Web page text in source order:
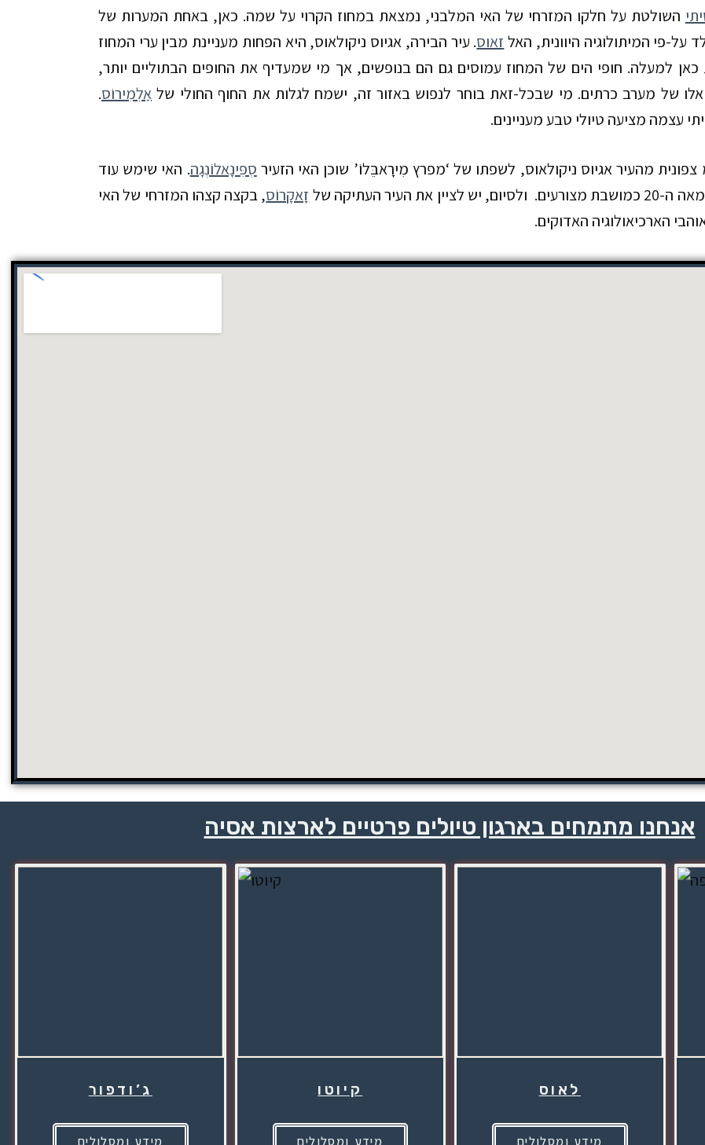
השולטת על חלקו המזרחי של האי המלבני, נמצאת במחוז הקרוי על שמה. כאן, באחת המערות של
על-פי המיתולוגיה היוונית, האל זאוס. עיר הבירה, אגיוס ניקולאוס, היא הפחות מעניינת מבין ערי המחוז
כאן למעלה. חופי הים של המחוז עמוסים גם הם בנופשים, אך מי שמעדיף את החופים הבתוליים יותר,
של מערב כרתים. מי שבכל-זאת בוחר לנפוש באזור זה, ישמח לגלות את החוף החולי של אַלְמִירוֹס.
עצמה מציעה טיולי טבע מעניינים.
סְפִּינָאלוֹנְגָה. האי שימש עוד
יש לציין את העיר העתיקה של
זָאקָרוֹס, בקצה קצהו המזרחי של האי
הארכיאולוגיה האדוקים.
אנחנו מתמחים בארגון טיולים פרטיים לארצות אסיה
ג’ודפור
מידע ומסלולים
קיוטו
מידע ומסלולים
לאוס
מידע ומסלולים